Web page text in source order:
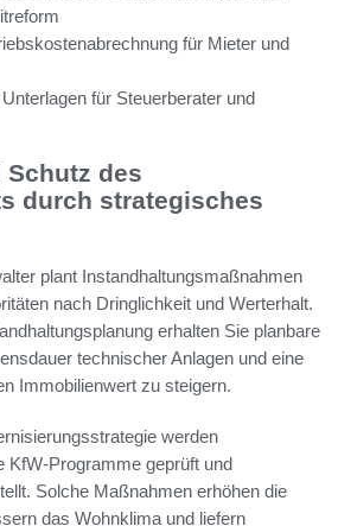
für Mieter und
für Steuerberater und
des
durch strategisches
plant Instandhaltungsmaßnahmen
nach Dringlichkeit und Werterhalt.
erhalten Sie planbare
technischer Anlagen und eine
Immobilienwert zu steigern.
werden
KfW-Programme geprüft und
Solche Maßnahmen erhöhen die
das Wohnklima und liefern